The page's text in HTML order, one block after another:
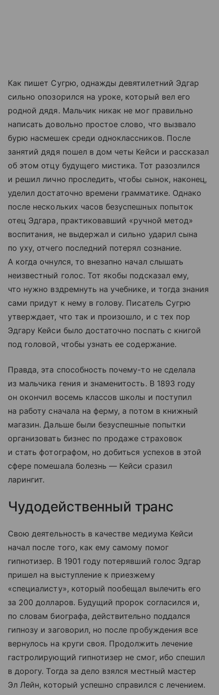
Как пишет Сугрю, однажды девятилетний Эдгар
сильно опозорился на уроке, который вел его
родной дядя. Мальчик никак не мог правильно
написать довольно простое слово, что вызвало
бурю насмешек среди одноклассников. После
занятий дядя пошел в дом четы Кейси и рассказал
об этом отцу будущего мистика. Тот разозлился
и решил лично проследить, чтобы сынок, наконец,
уделил достаточно времени грамматике. Однако
после нескольких часов безуспешных попыток
отец Эдгара, практиковавший «ручной метод»
воспитания, не выдержал и сильно ударил сына
по уху, отчего последний потерял сознание.
А когда очнулся, то внезапно начал слышать
неизвестный голос. Тот якобы подсказал ему,
что нужно вздремнуть на учебнике, и тогда знания
сами придут к нему в голову. Писатель Сугрю
утверждает, что так и произошло, и с тех пор
Эдгару Кейси было достаточно поспать с книгой
под головой, чтобы узнать ее содержание.
Правда, эта способность почему-то не сделала
из мальчика гения и знаменитость. В 1893 году
он окончил восемь классов школы и поступил
на работу сначала на ферму, а потом в книжный
магазин. Дальше были безуспешные попытки
организовать бизнес по продаже страховок
и стать фотографом, но добиться успехов в этой
сфере помешала болезнь — Кейси сразил
ларингит.
Чудодейственный транс
Свою деятельность в качестве медиума Кейси
начал после того, как ему самому помог
гипнотизер. В 1901 году потерявший голос Эдгар
пришел на выступление к приезжему
«специалисту», который пообещал вылечить его
за 200 долларов. Будущий пророк согласился и,
по словам биографа, действительно поддался
гипнозу и заговорил, но после пробуждения все
вернулось на круги своя. Продолжить лечение
гастролирующий гипнотизер не смог, ибо спешил
в дорогу. Тогда за дело взялся местный мастер
Эл Лейн, который успешно справился с лечением.